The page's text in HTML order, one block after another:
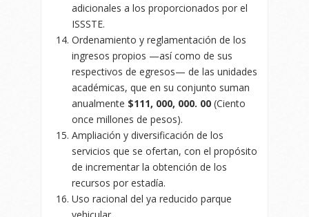
adicionales a los proporcionados por el
ISSSTE.
Ordenamiento y reglamentación de los
ingresos propios —así como de sus
respectivos de egresos— de las unidades
académicas, que en su conjunto suman
anualmente $111, 000, 000. 00 (Ciento
once millones de pesos).
Ampliación y diversificación de los
servicios que se ofertan, con el propósito
de incrementar la obtención de los
recursos por estadía.
Uso racional del ya reducido parque